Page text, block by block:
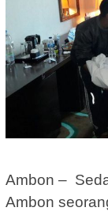
Ambon –
Ambon